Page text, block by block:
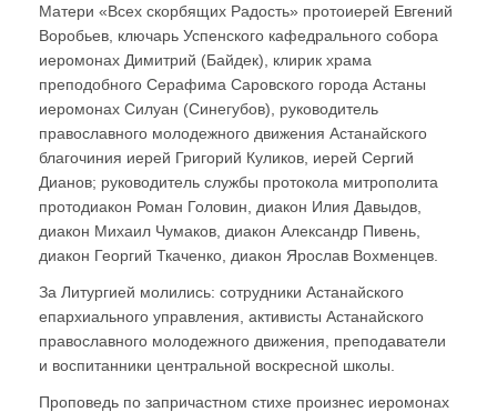
Матери «Всех скорбящих Радость» протоиерей Евгений
Воробьев, ключарь Успенского кафедрального собора
иеромонах Димитрий (Байдек), клирик храма
преподобного Серафима Саровского города Астаны
иеромонах Силуан (Синегубов), руководитель
православного молодежного движения Астанайского
благочиния иерей Григорий Куликов, иерей Сергий
Дианов; руководитель службы протокола митрополита
протодиакон Роман Головин, диакон Илия Давыдов,
диакон Михаил Чумаков, диакон Александр Пивень,
диакон Георгий Ткаченко, диакон Ярослав Вохменцев.
За Литургией молились: сотрудники Астанайского
епархиального управления, активисты Астанайского
православного молодежного движения, преподаватели
и воспитанники центральной воскресной школы.
Проповедь по запричастном стихе произнес иеромонах